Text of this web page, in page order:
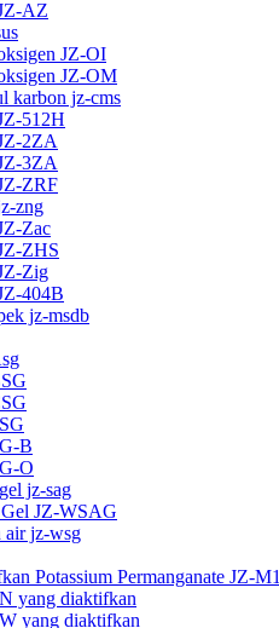
AZ
JZ-OI
JZ-OM
karbon jz-cms
512H
2ZA
3ZA
ZRF
zng
Zac
ZHS
Zig
404B
jz-msdb
B
O
jz-sag
JZ-WSAG
air jz-wsg
Potassium Permanganate JZ-M1
yang diaktifkan
yang diaktifkan